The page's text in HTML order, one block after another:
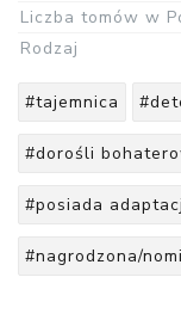
Liczba tomów w
Rodzaj
#tajemnica
#dorośli
#posiada
#nagrodzona/